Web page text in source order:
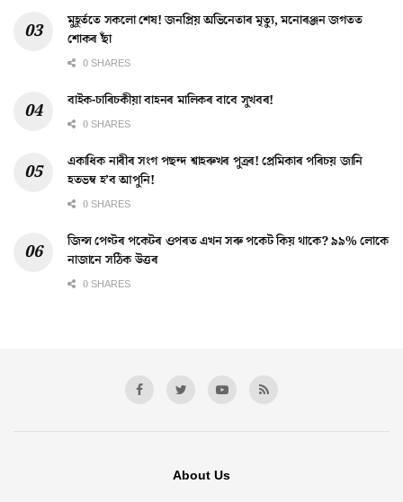
মুহূৰ্ততে সকলো শেষ! জনপ্ৰিয় অভিনেতাৰ মৃত্যু, মনোৰঞ্জন জগতত
শোকৰ ছাঁ
0 SHARES
বাইক-চাৰিচকীয়া বাহনৰ মালিকৰ বাবে সুখবৰ!
0 SHARES
একাধিক নাৰীৰ সংগ পছন্দ শ্বাহৰুখৰ পুত্ৰৰ! প্ৰেমিকাৰ পৰিচয় জানি
হতভম্ব হ’ব আপুনি!
0 SHARES
জিন্স পেণ্টৰ পকেটৰ ওপৰত এখন সৰু পকেট কিয় থাকে? ৯৯% লোকে
নাজানে সঠিক উত্তৰ
0 SHARES
About Us